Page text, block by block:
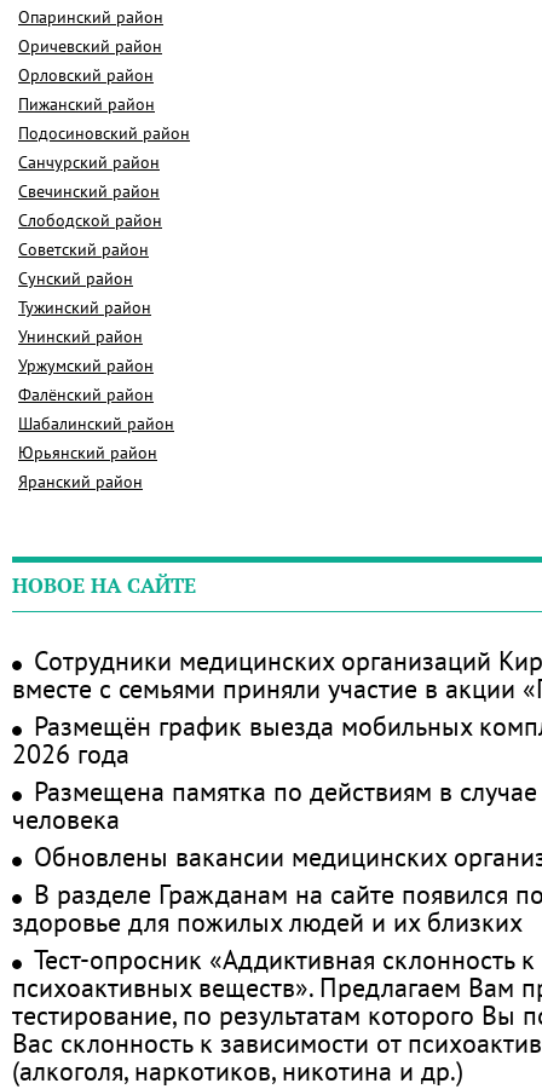
Опаринский район
Оричевский район
Орловский район
Пижанский район
Подосиновский район
Санчурский район
Свечинский район
Слободской район
Советский район
Сунский район
Тужинский район
Унинский район
Уржумский район
Фалёнский район
Шабалинский район
Юрьянский район
Яранский район
НОВОЕ НА САЙТЕ
Сотрудники медицинских организаций
вместе с семьями приняли участие в акции
Размещён график выезда мобильных
2026 года
Размещена памятка по действиям в
человека
Обновлены вакансии медицинских
В разделе Гражданам на сайте появился
здоровье для пожилых людей и их близких
Тест-опросник «Аддиктивная склонность
психоактивных веществ». Предлагаем Вам
тестирование, по результатам которого Вы
Вас склонность к зависимости от
(алкоголя, наркотиков, никотина и др.)